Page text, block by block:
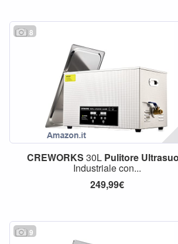
8
CREWORKS 30L Pulitore
Industriale con...
249,99€
9